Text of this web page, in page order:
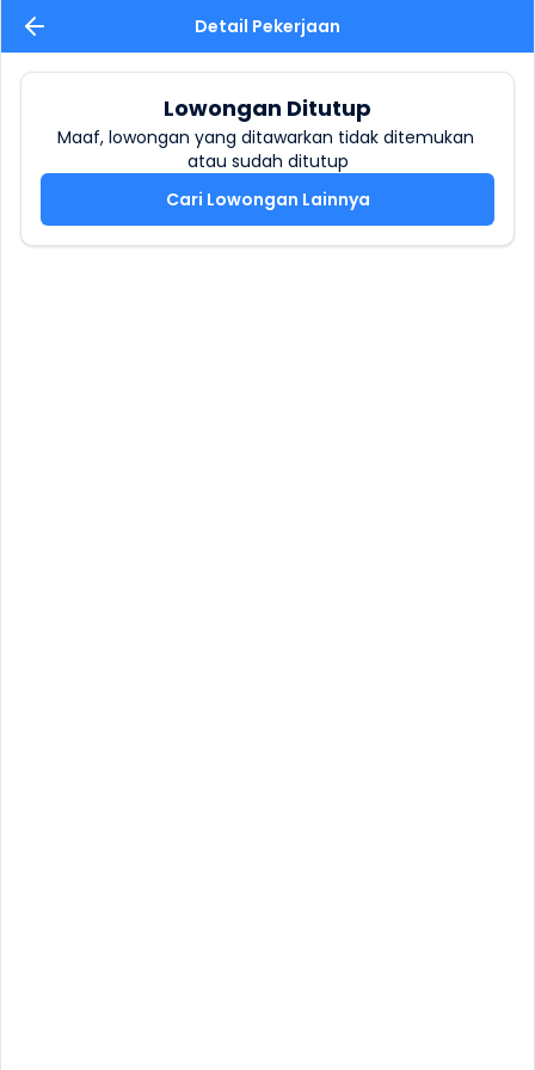
Detail Pekerjaan
Lowongan Ditutup
Maaf, lowongan yang ditawarkan tidak ditemukan
atau sudah ditutup
Cari Lowongan Lainnya